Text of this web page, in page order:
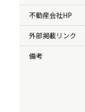
不動産会社HP
外部掲載リンク
備考